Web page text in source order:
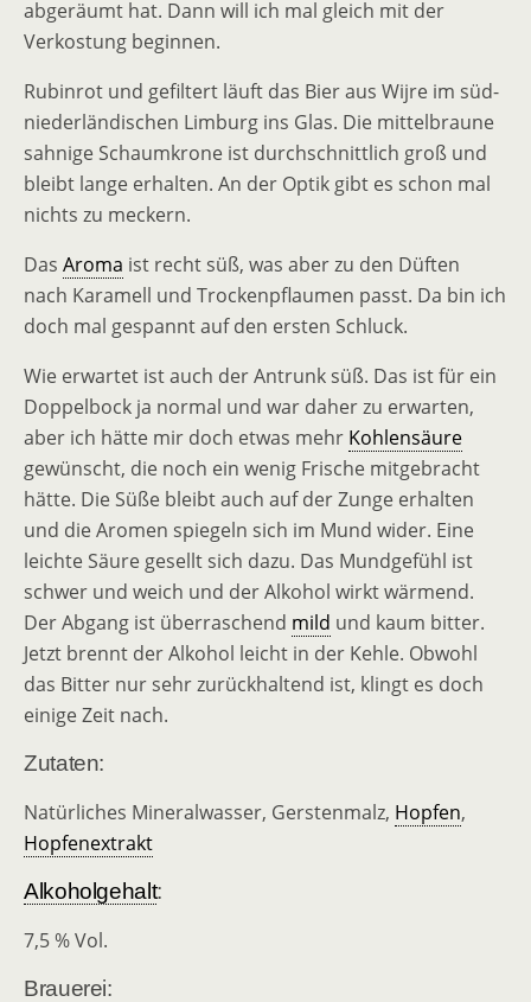
abgeräumt hat. Dann will ich mal gleich mit der
Verkostung beginnen.
Rubinrot und gefiltert läuft das Bier aus Wijre im süd-
niederländischen Limburg ins Glas. Die mittelbraune
sahnige Schaumkrone ist durchschnittlich groß und
bleibt lange erhalten. An der Optik gibt es schon mal
nichts zu meckern.
Das Aroma ist recht süß, was aber zu den Düften
nach Karamell und Trockenpflaumen passt. Da bin ich
doch mal gespannt auf den ersten Schluck.
Wie erwartet ist auch der Antrunk süß. Das ist für ein
Doppelbock ja normal und war daher zu erwarten,
aber ich hätte mir doch etwas mehr Kohlensäure
gewünscht, die noch ein wenig Frische mitgebracht
hätte. Die Süße bleibt auch auf der Zunge erhalten
und die Aromen spiegeln sich im Mund wider. Eine
leichte Säure gesellt sich dazu. Das Mundgefühl ist
schwer und weich und der Alkohol wirkt wärmend.
Der Abgang ist überraschend mild und kaum bitter.
Jetzt brennt der Alkohol leicht in der Kehle. Obwohl
das Bitter nur sehr zurückhaltend ist, klingt es doch
einige Zeit nach.
Zutaten:
Natürliches Mineralwasser, Gerstenmalz, Hopfen,
Hopfenextrakt
Alkoholgehalt:
7,5 % Vol.
Brauerei: